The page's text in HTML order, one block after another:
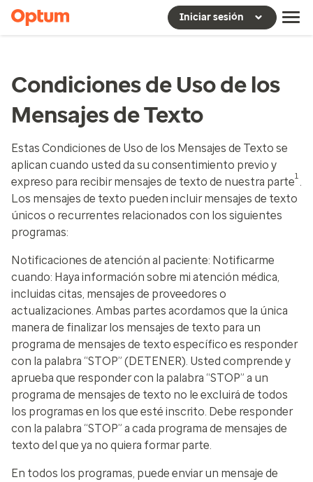
Iniciar sesión
Condiciones de Uso de los
Mensajes de Texto
Estas Condiciones de Uso de los Mensajes de Texto se
aplican cuando usted da su consentimiento previo y
expreso para recibir mensajes de texto de nuestra parte1 .
Los mensajes de texto pueden incluir mensajes de texto
únicos o recurrentes relacionados con los siguientes
programas:
Notificaciones de atención al paciente: Notificarme
cuando: Haya información sobre mi atención médica,
incluidas citas, mensajes de proveedores o
actualizaciones. Ambas partes acordamos que la única
manera de finalizar los mensajes de texto para un
programa de mensajes de texto específico es responder
con la palabra “STOP” (DETENER). Usted comprende y
aprueba que responder con la palabra “STOP” a un
programa de mensajes de texto no le excluirá de todos
los programas en los que esté inscrito. Debe responder
con la palabra “STOP” a cada programa de mensajes de
texto del que ya no quiera formar parte.
En todos los programas, puede enviar un mensaje de